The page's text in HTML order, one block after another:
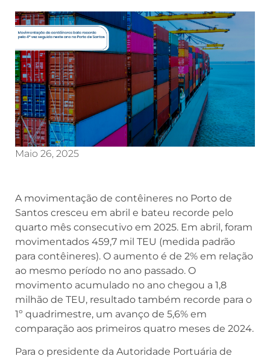
Maio 26, 2025
A movimentação de contêineres no Porto de
Santos cresceu em abril e bateu recorde pelo
quarto mês consecutivo em 2025. Em abril, foram
movimentados 459,7 mil TEU (medida padrão
para contêineres). O aumento é de 2% em relação
ao mesmo período no ano passado. O
movimento acumulado no ano chegou a 1,8
milhão de TEU, resultado também recorde para o
1º quadrimestre, um avanço de 5,6% em
comparação aos primeiros quatro meses de 2024.
Para o presidente da Autoridade Portuária de